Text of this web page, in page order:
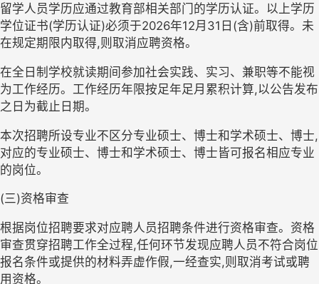
留学人员学历应通过教育部相关部门的学历认证。以上学历
学位证书(学历认证)必须于2026年12月31日 (含)前取得。未
在规定期限内取得,则取消应聘资格。
在全日制学校就读期间参加社会实践、实习、兼职等不能视
为工作经历。工作经历年限按足年足月累积计算,以公告发布
之日 为截止日期。
本次招聘所设专业不区分专业硕士、博士和学术硕士、博士,
对应的专业硕士、博士和学术硕士、博士皆可报名相应专业
的岗位。
(三)资格审查
根据岗位招聘要求对应聘人员招聘条件进行资格审查。资格
审查贯穿招聘工作全过程,任何环节发现应聘人员不符合岗位
报名条件或提供的材料弄虚作假,一经查实,则取消考试或聘
用资格。